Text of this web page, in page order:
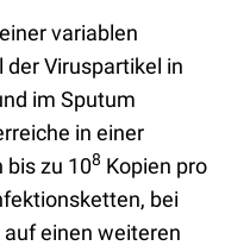
variablen
der Viruspartikel in
im Sputum
in einer
bis zu 108 Kopien pro
bei
einen weiteren